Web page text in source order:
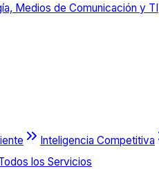
Medios de Comunicación y TI
Inteligencia Competitiva
los Servicios